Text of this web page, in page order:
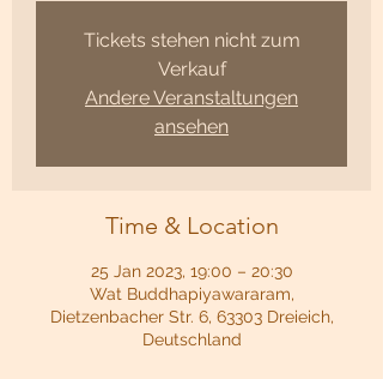
Tickets stehen nicht zum
Verkauf
Andere Veranstaltungen
ansehen
Time & Location
25 Jan 2023, 19:00 – 20:30
Wat Buddhapiyawararam,
Dietzenbacher Str. 6, 63303 Dreieich,
Deutschland